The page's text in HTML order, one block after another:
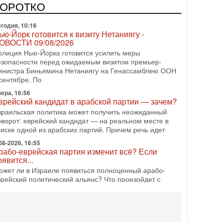
выборы могут быть сфальсифицированы,
проведение сорвано, а итоговые результаты
10:16
Йорк готовится к визиту Нетаниягу -
09/08/2026
Нью-Йорка готовится усилить меры
перед ожидаемым визитом премьер-
Биньямина Нетаниягу на Генассамблею ООН
По
16:56
кандидат в арабской партии — зачем?
политика может получить неожиданный
еврейский кандидат — на реальном месте в
одной из арабских партий. Причем речь идет
2026, 16:55
еврейская партия изменит всё? Если
ли в Израиле появиться полноценный арабо-
политический альянс? Что произойдет с